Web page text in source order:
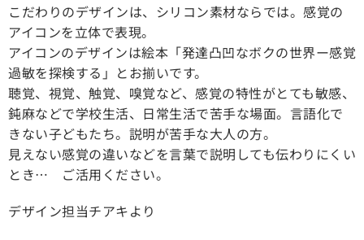
こだわりのデザインは、シリコン素材ならでは。感覚の
アイコンを立体で表現。
アイコンのデザインは絵本「発達凸凹なボクの世界ー感覚
過敏を探検する」とお揃いです。
聴覚、視覚、触覚、嗅覚など、感覚の特性がとても敏感、
鈍麻などで学校生活、日常生活で苦手な場面。言語化で
きない子どもたち。説明が苦手な大人の方。
見えない感覚の違いなどを言葉で説明しても伝わりにくい
とき… ご活用ください。
デザイン担当チアキより